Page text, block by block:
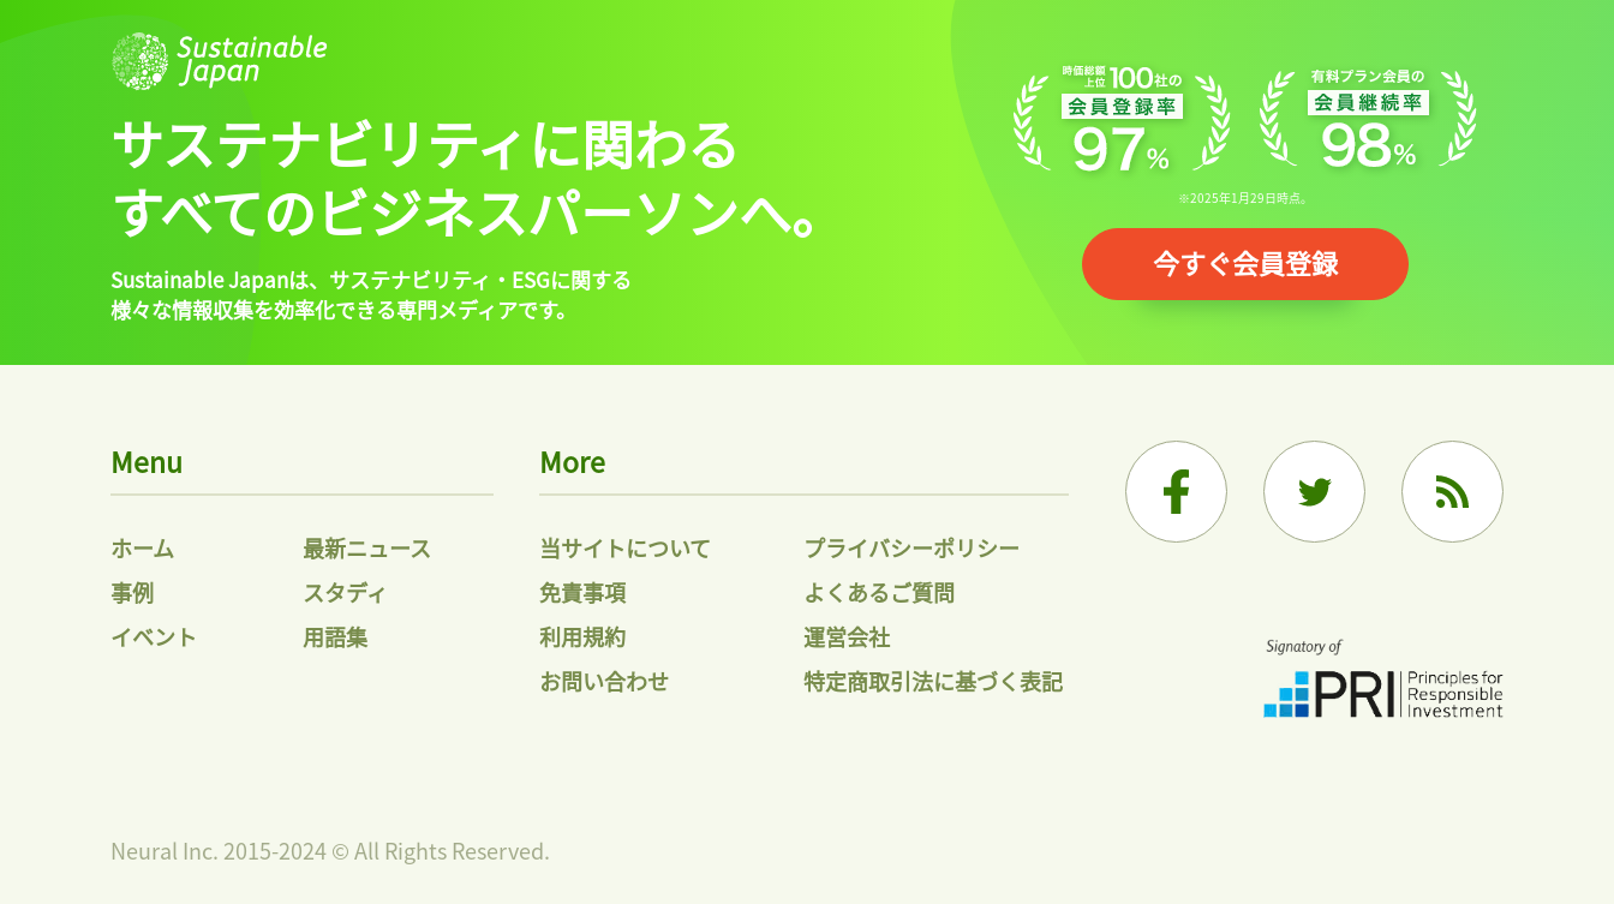
サステナビリティに関わる
すべてのビジネスパーソンへ。
Sustainable Japanは、 サステナビリティ・ESGに関する
様々な情報収集を効率化できる専門メディアです。
※2025年1月29日時点。
今すぐ会員登録
Menu
ホーム
最新ニュース
事例
スタディ
イベント
用語集
More
当サイトについて
プライバシーポリシー
免責事項
よくあるご質問
利用規約
運営会社
お問い合わせ
特定商取引法に基づく表記
Neural Inc. 2015-2024 © All Rights Reserved.